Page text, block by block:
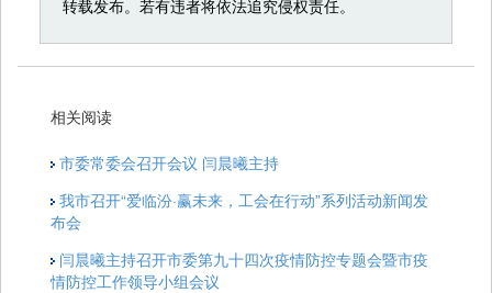
转载发布。若有违者将依法追究侵权责任。
相关阅读
市委常委会召开会议 闫晨曦主持
我市召开“爱临汾·赢未来，工会在行动”系列活动新闻发
布会
闫晨曦主持召开市委第九十四次疫情防控专题会暨市疫
情防控工作领导小组会议